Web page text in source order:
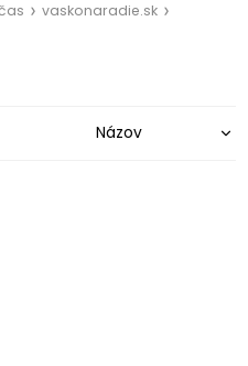
vaskonaradie.sk